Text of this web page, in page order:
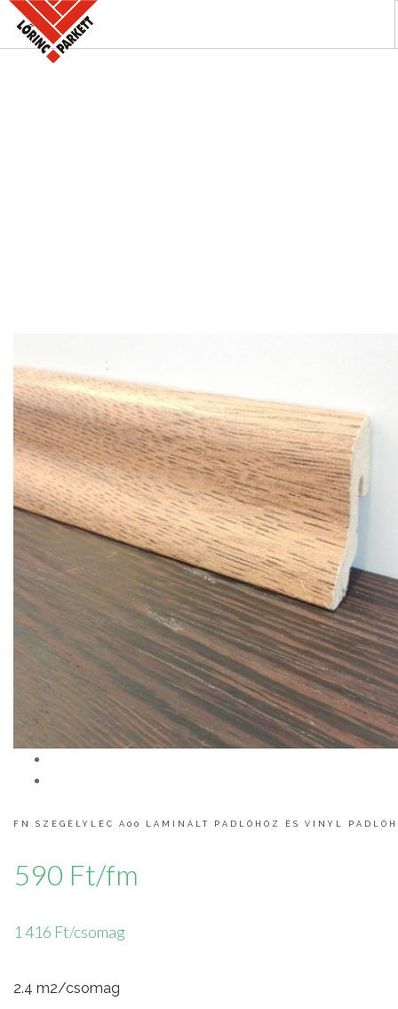
FN SZEGÉLYLÉC A00 LAMINÁLT PADLÓHOZ ÉS VINYL
590 Ft/fm
1 416 Ft/csomag
2.4 m2/csomag